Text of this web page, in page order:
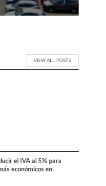
VIEW ALL POSTS
el IVA al 5% para
económicos en